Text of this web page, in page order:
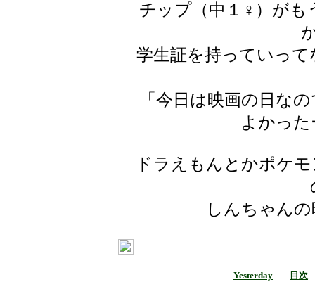
チップ（中１♀）がも
学生証を持っていっ
「今日は映画の日な
よかっ
ドラえもんとかポケ
しんちゃん
Yesterday 目次